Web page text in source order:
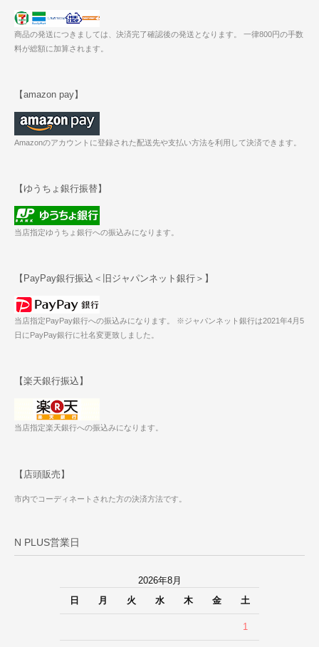
商品の発送につきましては、決済完了確認後の発送となります。 一律800円の手数
料が総額に加算されます。
【amazon pay】
Amazonのアカウントに登録された配送先や支払い方法を利用して決済できます。
【ゆうちょ銀行振替】
当店指定ゆうちょ銀行への振込みになります。
【PayPay銀行振込＜旧ジャパンネット銀行＞】
当店指定PayPay銀行への振込みになります。 ※ジャパンネット銀行は2021年4月5
日にPayPay銀行に社名変更致しました。
【楽天銀行振込】
当店指定楽天銀行への振込みになります。
【店頭販売】
市内でコーディネートされた方の決済方法です。
N PLUS営業日
2026年8月
日
月 火 水 木 金 土
1